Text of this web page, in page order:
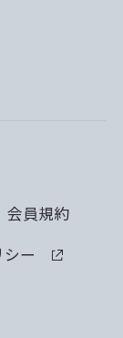
会員規約
ー